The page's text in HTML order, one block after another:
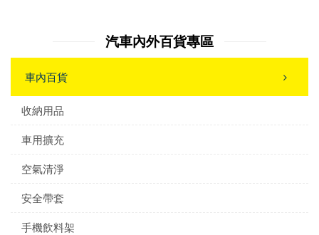
汽車內外百貨專區
車內百貨
收納用品
車用擴充
空氣清淨
安全帶套
手機飲料架